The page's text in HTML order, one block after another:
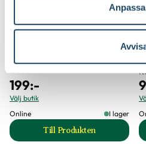
Anpassa
Binab t Nyttosvamp
199:-
Välj butik
Online
I lager
Till Produkten
till Binab t